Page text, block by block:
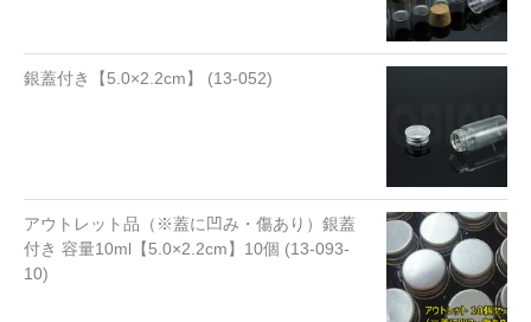
銀蓋付き【5.0×2.2cm】 (13-052)
アウトレット品（※蓋に凹み・傷あり）銀蓋
付き 容量10ml【5.0×2.2cm】10個 (13-093-
10)